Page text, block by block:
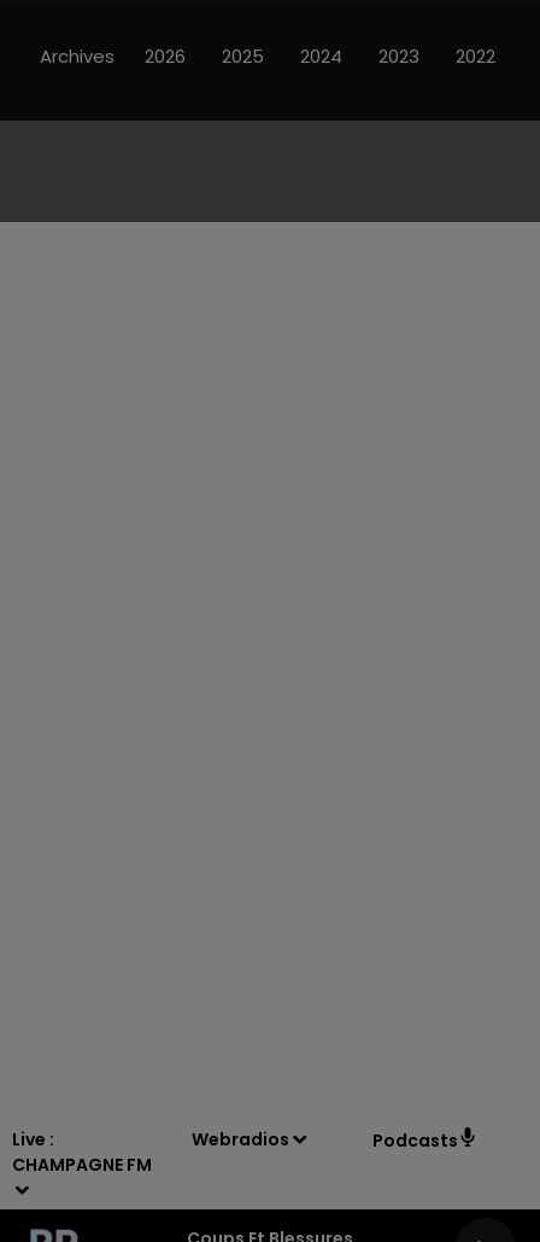
Live :
CHAMPAGNE FM
Webradios Podcasts
Archives 2026 2025 2024 2023 2022